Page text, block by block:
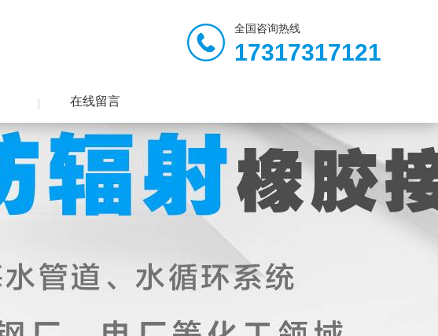
全国咨询热线
17317317121
在线留言